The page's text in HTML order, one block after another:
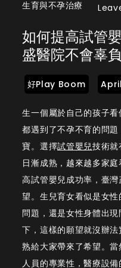
生育與不孕治療
如何提高試管
盛醫院不會辜
生一個屬於自己的孩子
都遇到了不孕不育的問
寶。選擇試管嬰兒技術
日漸成熟，越來越多家
高試管嬰兒成功率，臺
望。生兒育女看似是女
問題，還是女性身體出
下，這樣的願望就沒辦
熟給大家帶來了希望。
人員的專業性，醫療設